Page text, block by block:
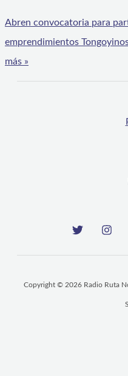
Abren convocatoria para
emprendimientos
más »
Copyright © 2026 Radio Ruta